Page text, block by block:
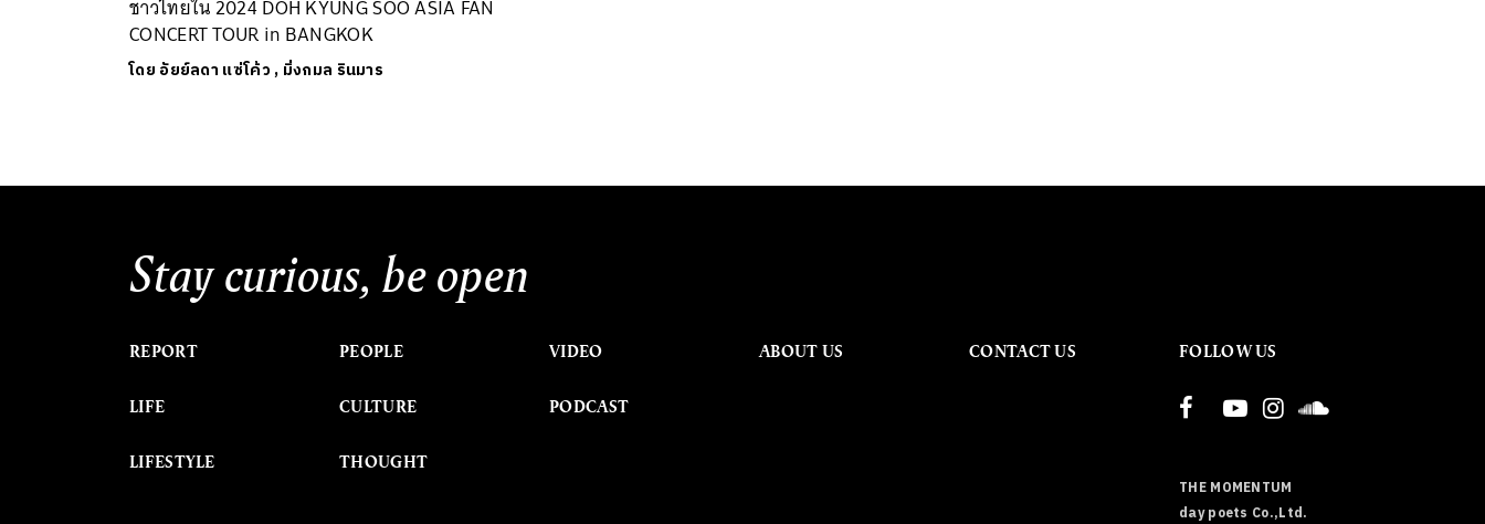
ชาวไทยใน 2024 DOH KYUNG SOO ASIA FAN
CONCERT TOUR in BANGKOK
โดย อัยย์ลดา แซ่โค้ว, มิ่งกมล รินมาร
Stay curious, be open
REPORT
LIFE
LIFESTYLE
PEOPLE
CULTURE
THOUGHT
VIDEO
PODCAST
ABOUT US CONTACT US FOLLOW US
THE MOMENTUM
day poets Co.,Ltd.